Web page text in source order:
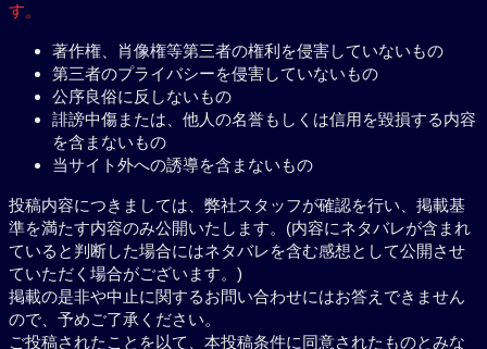
す。
著作権、肖像権等第三者の権利を侵害していないもの
第三者のプライバシーを侵害していないもの
公序良俗に反しないもの
誹謗中傷または、他人の名誉もしくは信用を毀損する内容
を含まないもの
当サイト外への誘導を含まないもの
投稿内容につきましては、弊社スタッフが確認を行い、掲載基
準を満たす内容のみ公開いたします。(内容にネタバレが含まれ
ていると判断した場合にはネタバレを含む感想として公開させ
ていただく場合がございます。)
掲載の是非や中止に関するお問い合わせにはお答えできません
ので、予めご了承ください。
ご投稿されたことを以て、本投稿条件に同意されたものとみな